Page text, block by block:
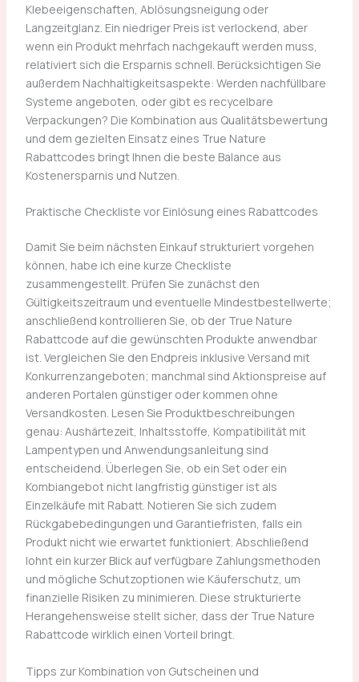
Klebeeigenschaften, Ablösungsneigung oder
Langzeitglanz. Ein niedriger Preis ist verlockend, aber
wenn ein Produkt mehrfach nachgekauft werden muss,
relativiert sich die Ersparnis schnell. Berücksichtigen Sie
außerdem Nachhaltigkeitsaspekte: Werden nachfüllbare
Systeme angeboten, oder gibt es recycelbare
Verpackungen? Die Kombination aus Qualitätsbewertung
und dem gezielten Einsatz eines True Nature
Rabattcodes bringt Ihnen die beste Balance aus
Kostenersparnis und Nutzen.
Praktische Checkliste vor Einlösung eines Rabattcodes
Damit Sie beim nächsten Einkauf strukturiert vorgehen
können, habe ich eine kurze Checkliste
zusammengestellt. Prüfen Sie zunächst den
Gültigkeitszeitraum und eventuelle Mindestbestellwerte;
anschließend kontrollieren Sie, ob der True Nature
Rabattcode auf die gewünschten Produkte anwendbar
ist. Vergleichen Sie den Endpreis inklusive Versand mit
Konkurrenzangeboten; manchmal sind Aktionspreise auf
anderen Portalen günstiger oder kommen ohne
Versandkosten. Lesen Sie Produktbeschreibungen
genau: Aushärtezeit, Inhaltsstoffe, Kompatibilität mit
Lampentypen und Anwendungsanleitung sind
entscheidend. Überlegen Sie, ob ein Set oder ein
Kombiangebot nicht langfristig günstiger ist als
Einzelkäufe mit Rabatt. Notieren Sie sich zudem
Rückgabebedingungen und Garantiefristen, falls ein
Produkt nicht wie erwartet funktioniert. Abschließend
lohnt ein kurzer Blick auf verfügbare Zahlungsmethoden
und mögliche Schutzoptionen wie Käuferschutz, um
finanzielle Risiken zu minimieren. Diese strukturierte
Herangehensweise stellt sicher, dass der True Nature
Rabattcode wirklich einen Vorteil bringt.
Tipps zur Kombination von Gutscheinen und